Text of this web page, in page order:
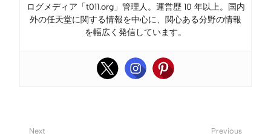
ログメディア「t011.org」管理人。運営歴 10 年以上。国内
外の任天堂に関する情報を中心に、関心ある分野の情報
を幅広く発信しています。
Next Previous